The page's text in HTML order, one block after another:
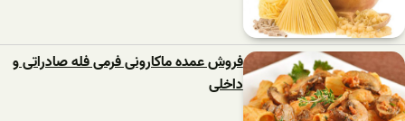
فروش عمده ماکارونی فرمی فله صادراتی و
داخلی